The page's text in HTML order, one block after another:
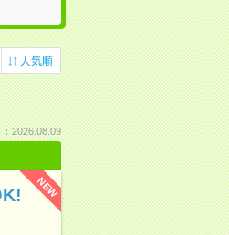
人気順
2026.08.09
NEW